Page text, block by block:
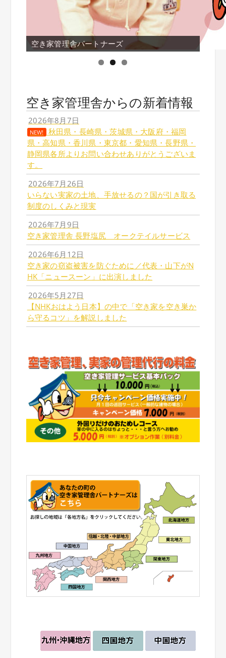
空き家管理舎パートナーズ
空き家管理舎からの新着情報
2026年8月7日
NEW! 秋田県・長崎県・茨城県・大阪府・福岡
県・高知県・香川県・東京都・愛知県・長野県・
静岡県各所よりお問い合わせありがとうございま
す。
2026年7月26日
いらない実家の土地、手放せるの？国が引き取る
制度のしくみと現実
2026年7月9日
空き家管理舎 長野塩尻 オークテイルサービス
2026年6月12日
空き家の窃盗被害を防ぐために／代表・山下がN
HK「ニュースーン」に出演しました
2026年5月27日
【NHKおはよう日本】の中で「空き家を空き巣か
ら守るコツ」を解説しました